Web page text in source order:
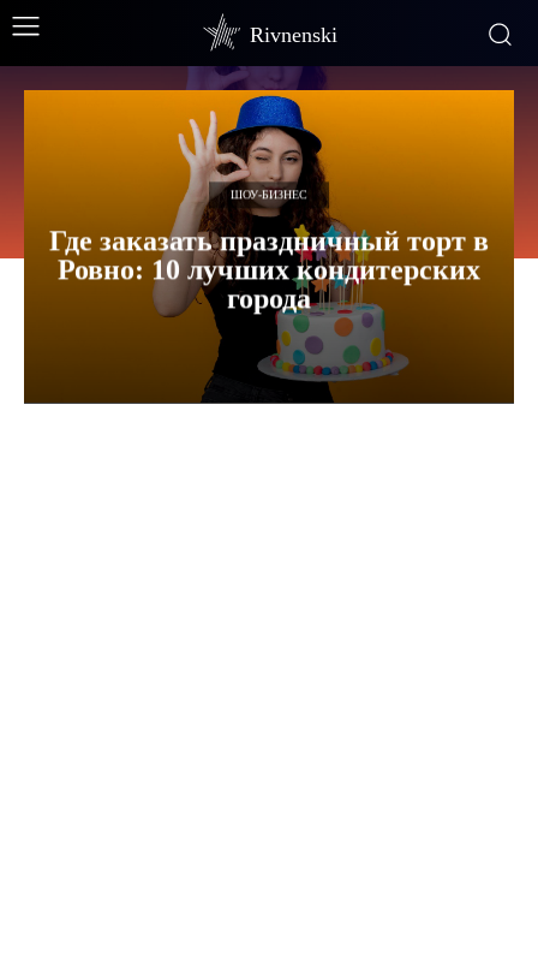
Rivnenski
ШОУ-БИЗНЕС
Где заказать праздничный торт в
Ровно: 10 лучших кондитерских
города